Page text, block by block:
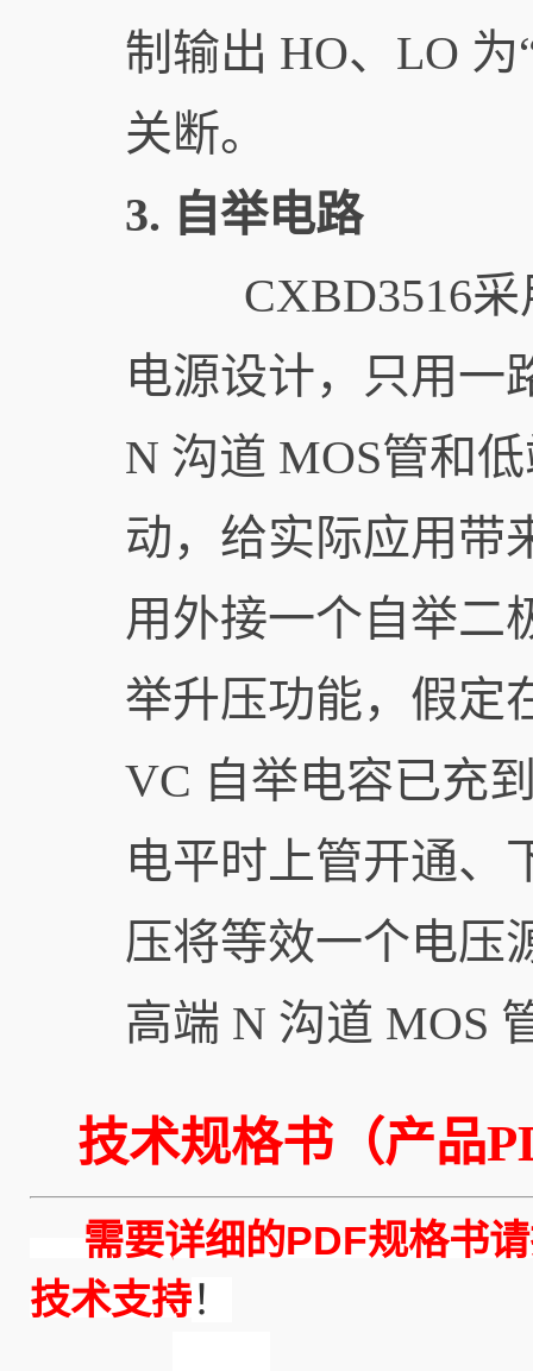
制输出 HO、LO
关断。
3. 自举电路
CXBD3516采用
电源设计，只用一
N 沟道 MOS管和
动，给实际应用带
用外接一个自举二
举升压功能，假定
VC 自举电容已充
电平时上管开通、
压将等效一个电压
高端 N 沟道 MOS
技术规格书（产品
需要详细的PDF规格书请
技术支持！